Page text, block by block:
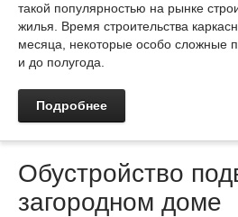
такой популярностью на рынке
жилья. Время строительства
месяца, некоторые особо сложные
и до полугода.
Подробнее
Обустройство
загородном доме